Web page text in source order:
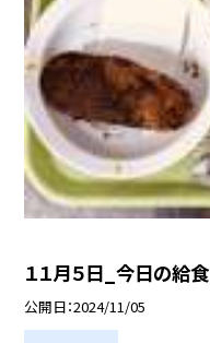
１１月５日_今日の給食
公開日 2024/11/05